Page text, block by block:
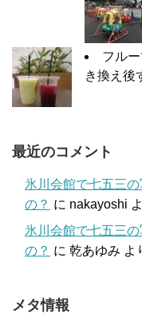
フル
き換え後
最近のコメント
氷川会館で七五三
の？ に nakayoshi
氷川会館で七五三
の？ に 乾あゆみ よ
メタ情報